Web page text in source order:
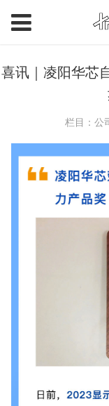
喜讯｜凌阳华芯
栏目：公